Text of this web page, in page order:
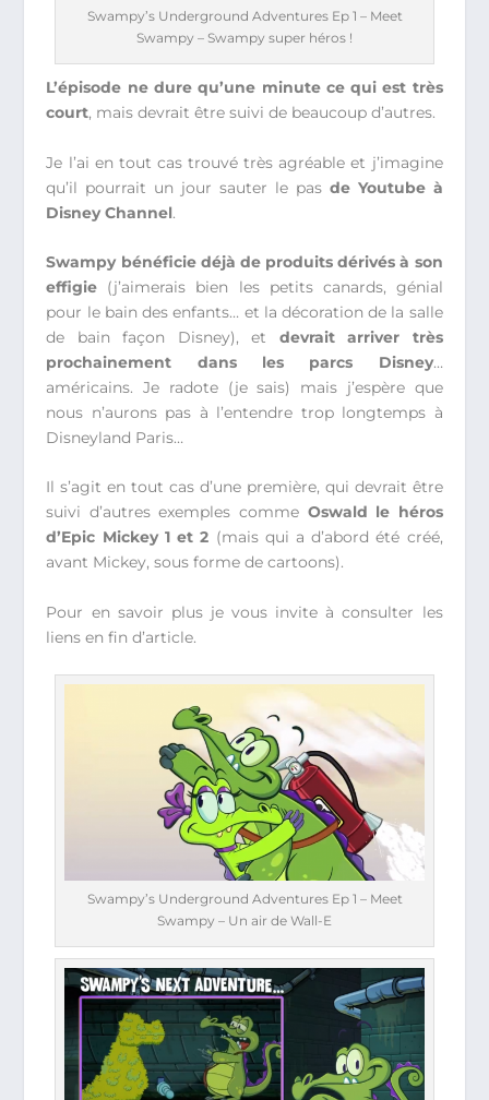
Swampy’s Underground Adventures Ep 1 – Meet
Swampy – Swampy super héros !
L’épisode ne dure qu’une minute ce qui est très
court, mais devrait être suivi de beaucoup d’autres.
Je l’ai en tout cas trouvé très agréable et j’imagine
qu’il pourrait un jour sauter le pas de Youtube à
Disney Channel.
Swampy bénéficie déjà de produits dérivés à son
effigie (j’aimerais bien les petits canards, génial
pour le bain des enfants… et la décoration de la salle
de bain façon Disney), et devrait arriver très
prochainement dans les parcs Disney…
américains. Je radote (je sais) mais j’espère que
nous n’aurons pas à l’entendre trop longtemps à
Disneyland Paris…
Il s’agit en tout cas d’une première, qui devrait être
suivi d’autres exemples comme Oswald le héros
d’Epic Mickey 1 et 2 (mais qui a d’abord été créé,
avant Mickey, sous forme de cartoons).
Pour en savoir plus je vous invite à consulter les
liens en fin d’article.
Swampy’s Underground Adventures Ep 1 – Meet
Swampy – Un air de Wall-E